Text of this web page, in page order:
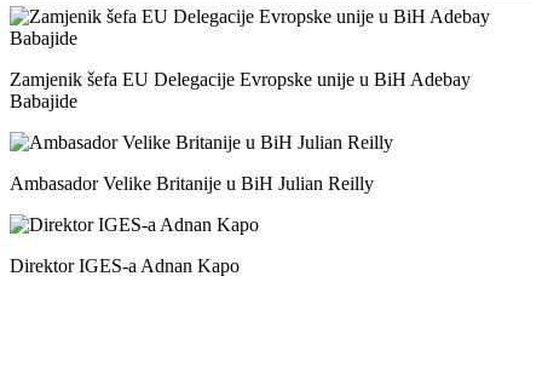
Zamjenik šefa EU Delegacije Evropske unije u BiH Adebay
Babajide
Ambasador Velike Britanije u BiH Julian Reilly
Direktor IGES-a Adnan Kapo